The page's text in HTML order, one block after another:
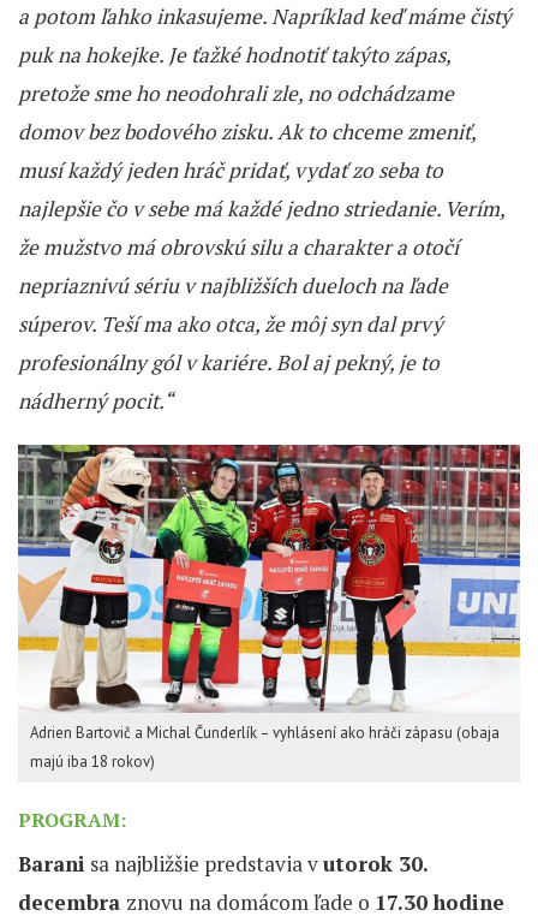
a potom ľahko inkasujeme. Napríklad keď máme čistý
puk na hokejke. Je ťažké hodnotiť takýto zápas,
pretože sme ho neodohrali zle, no odchádzame
domov bez bodového zisku. Ak to chceme zmeniť,
musí každý jeden hráč pridať, vydať zo seba to
najlepšie čo v sebe má každé jedno striedanie. Verím,
že mužstvo má obrovskú silu a charakter a otočí
nepriaznivú sériu v najbližších dueloch na ľade
súperov. Teší ma ako otca, že môj syn dal prvý
profesionálny gól v kariére. Bol aj pekný, je to
nádherný pocit.“
Adrien Bartovič a Michal Čunderlík – vyhlásení ako hráči zápasu (obaja
majú iba 18 rokov)
PROGRAM:
Barani sa najbližšie predstavia vutorok 30.
decembra znovu na domácom ľade o 17.30 hodine